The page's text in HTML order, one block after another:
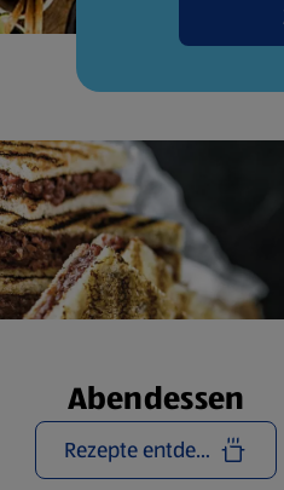
Abendessen
Rezepte entdecken